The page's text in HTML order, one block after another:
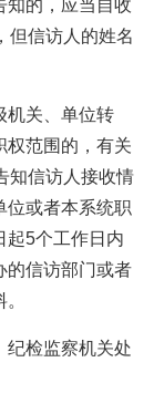
知的，应当自收
但信访人的姓名
机关、单位转
权范围的，有关
知信访人接收情
位或者本系统职
起5个工作日内
的信访部门或者
纪检监察机关处